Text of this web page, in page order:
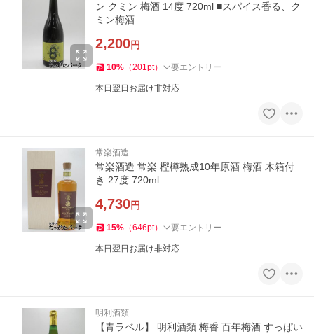
ン クミン 梅酒 14度 720ml ■スパイス香る、ク
ミン梅酒
2,200円
10% （201pt） 要エントリー
本日翌日お届け非対応
常楽酒造
常楽酒造 常楽 樫樽熟成10年原酒 梅酒 木箱付
き 27度 720ml
4,730円
15% （646pt） 要エントリー
本日翌日お届け非対応
明利酒類
【青ラベル】 明利酒類 梅香 百年梅酒 すっぱい